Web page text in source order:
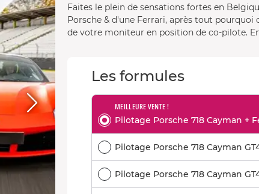
Faites le plein de sensations fortes en
Porsche & d'une Ferrari, après tout pourquoi
de votre moniteur en position de co-pilote.
Les formules
MEILLEURE VENTE !
Pilotage Porsche 718 Cayman +
Pilotage Porsche 718 Cayman
Pilotage Porsche 718 Cayman